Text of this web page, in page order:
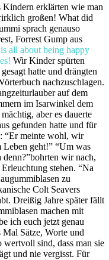
Kindern erklärten wie man
großen! What did
sprach genauso
Forrest Gump aus
all about being happy
Wir Kinder spürten
hatte und drängten
nachzuschlagen.
auf dem
im Isarwinkel dem
aber es dauerte
gefunden hatte und für
“Er meinte wohl, wir
Leben geht!” “Um was
denn?”bohrten wir nach,
stehen. “Na
zu
Colt Seavers
Dreißig Jahre später fällt
machen mit
ich euch jetzt genau
Mal Sätze, Worte und
sind, dass man sie
und nie vergisst. Für